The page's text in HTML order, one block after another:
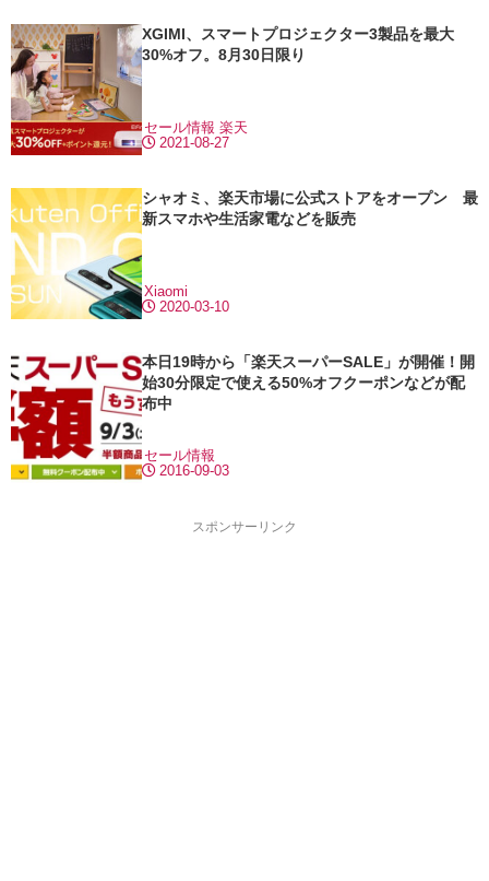
XGIMI、スマートプロジェクター3製品を最大
30%オフ。8月30日限り
2021-08-27
セール情報 楽天
シャオミ、楽天市場に公式ストアをオープン 最
新スマホや生活家電などを販売
2020-03-10
Xiaomi
本日19時から「楽天スーパーSALE」が開催！開
始30分限定で使える50%オフクーポンなどが配
布中
2016-09-03
セール情報
スポンサーリンク